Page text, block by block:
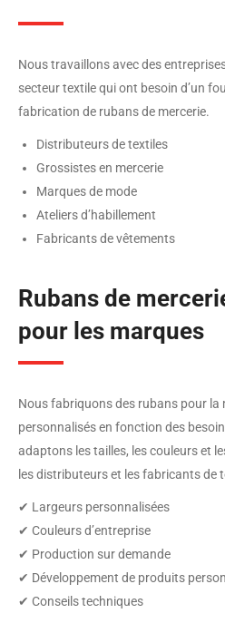
Nous travaillons avec des
secteur textile qui ont besoin d’un
fabrication de rubans de mercerie.
Distributeurs de textiles
Grossistes en mercerie
Marques de mode
Ateliers d’habillement
Fabricants de vêtements
Rubans de
pour les marques
Nous fabriquons des rubans pour la
personnalisés en fonction des
adaptons les tailles, les couleurs et
les distributeurs et les fabricants de
✔ Largeurs personnalisées
✔ Couleurs d’entreprise
✔ Production sur demande
✔ Développement de produits
✔ Conseils techniques